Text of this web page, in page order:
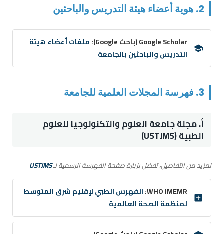
2. هوية أعضاء هيئة التدريس والباحثين
Google Scholar (باحث Google):
ملفات أعضاء هيئة
التدريس والباحثين بالجامعة
3. فهرسة المجلات العلمية للجامعة
أ. مجلة جامعة العلوم والتكنولوجيا للعلوم
الطبية (USTJMS)
لمزيد من التفاصيل، تفضل بزيارة صفحة الفهرسة الرسمية لـUSTJMS
WHO IMEMR: الفهرس الطبي لإقليم شرق المتوسط
لمنظمة الصحة العالمية